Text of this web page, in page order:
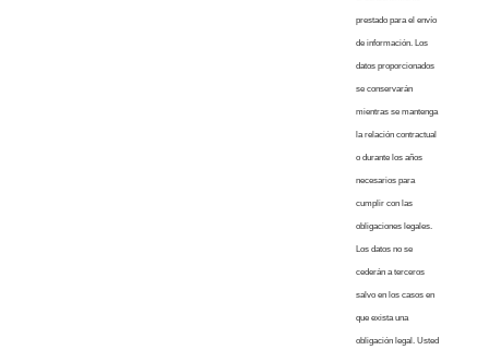
prestado para el envío
de información. Los
datos proporcionados
se conservarán
mientras se mantenga
la relación contractual
o durante los años
necesarios para
cumplir con las
obligaciones legales.
Los datos no se
cederán a terceros
salvo en los casos en
que exista una
obligación legal. Usted